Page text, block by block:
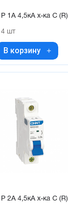
1А 4,5кА х-ка C (R)
шт
В корзину
2А 4,5кА х-ка C (R)